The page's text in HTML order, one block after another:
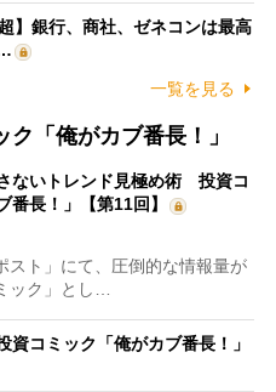
】銀行、商社、ゼネコンは最高
一覧を見る
「俺がカブ番長！」
ないトレンド見極め術 投資コ
番長！」【第11回】
ト」にて、圧倒的な情報量が
ック」とし…
コミック「俺がカブ番長！」